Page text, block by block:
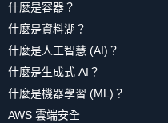
什麼是容器？
什麼是資料湖？
什麼是人工智慧 (AI)？
什麼是生成式 AI？
什麼是機器學習 (ML)？
AWS 雲端安全